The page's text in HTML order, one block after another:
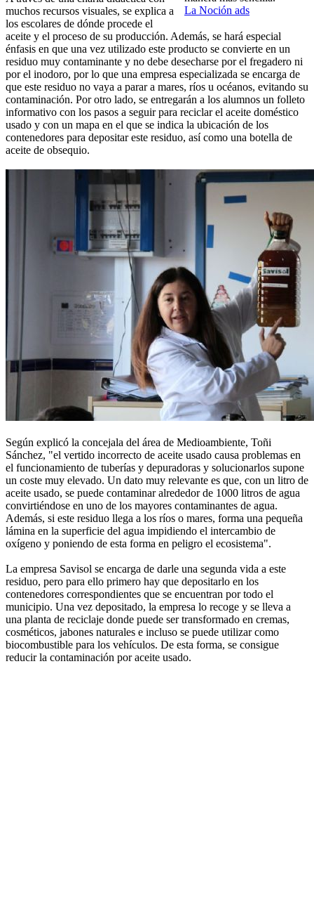
La Noción ads
muchos recursos visuales, se explica a
los escolares de dónde procede el
aceite y el proceso de su producción. Además, se hará especial
énfasis en que una vez utilizado este producto se convierte en un
residuo muy contaminante y no debe desecharse por el fregadero ni
por el inodoro, por lo que una empresa especializada se encarga de
que este residuo no vaya a parar a mares, ríos u océanos, evitando su
contaminación. Por otro lado, se entregarán a los alumnos un folleto
informativo con los pasos a seguir para reciclar el aceite doméstico
usado y con un mapa en el que se indica la ubicación de los
contenedores para depositar este residuo, así como una botella de
aceite de obsequio.
Según explicó la concejala del área de Medioambiente, Toñi
Sánchez, "el vertido incorrecto de aceite usado causa problemas en
el funcionamiento de tuberías y depuradoras y solucionarlos supone
un coste muy elevado. Un dato muy relevante es que, con un litro de
aceite usado, se puede contaminar alrededor de 1000 litros de agua
convirtiéndose en uno de los mayores contaminantes de agua.
Además, si este residuo llega a los ríos o mares, forma una pequeña
lámina en la superficie del agua impidiendo el intercambio de
oxígeno y poniendo de esta forma en peligro el ecosistema".
La empresa Savisol se encarga de darle una segunda vida a este
residuo, pero para ello primero hay que depositarlo en los
contenedores correspondientes que se encuentran por todo el
municipio. Una vez depositado, la empresa lo recoge y se lleva a
una planta de reciclaje donde puede ser transformado en cremas,
cosméticos, jabones naturales e incluso se puede utilizar como
biocombustible para los vehículos. De esta forma, se consigue
reducir la contaminación por aceite usado.